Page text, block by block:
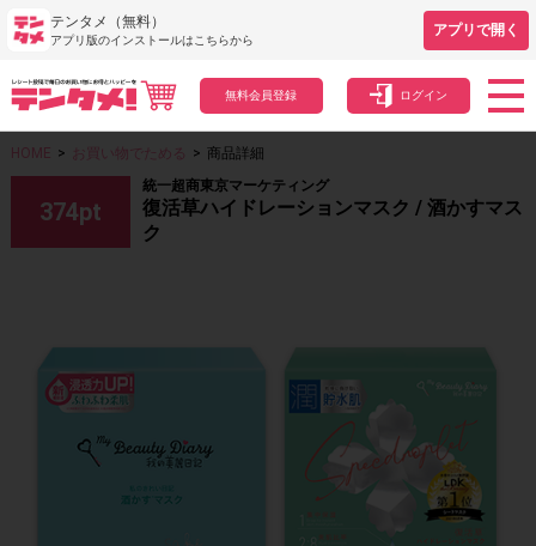
テンタメ（無料）
アプリ版のインストールはこちらから
アプリで開く
無料会員登録 ログイン
HOME > お買い物でためる > 商品詳細
374pt
統一超商東京マーケティング
復活草ハイドレーションマスク / 酒かすマス
ク